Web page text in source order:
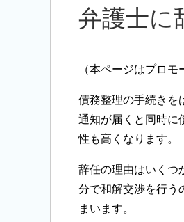
弁護士に
（本ページはプロモ
債務整理の手続きを
通知が届くと同時に
性も高くなります。
辞任の理由はいくつ
分で和解交渉を行う
まいます。